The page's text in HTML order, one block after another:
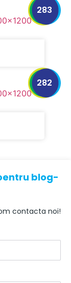
283
282
blog-
contacta noi!